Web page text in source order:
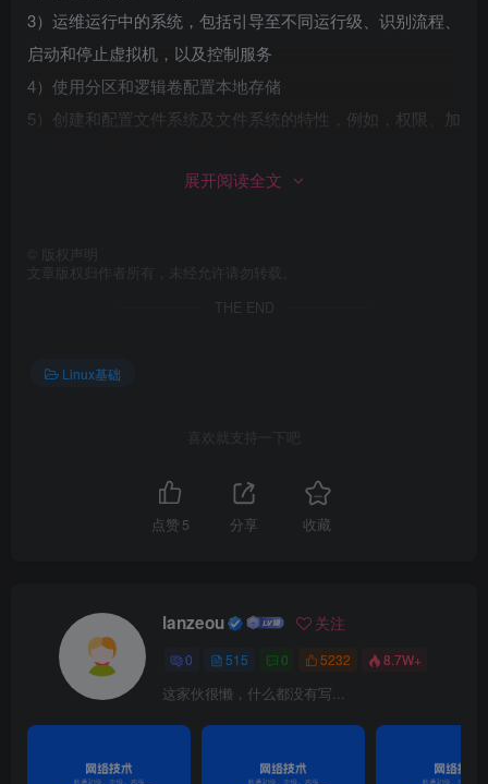
3）运维运行中的系统，包括引导至不同运行级、识别流程、
启动和停止虚拟机，以及控制服务
4）使用分区和逻辑卷配置本地存储
5）创建和配置文件系统及文件系统的特性，例如，权限、加
6）部署、配置和维护系统，包括软件安装、更新和核心服务
8）管理安全防护，包括配置基础防火墙和 SELinux 配置
9）执行基本容器管理
认证系统管理员（RHCSA）：自动化红帽企业 Linux 任务、
3.红帽认证架构师（RHCA）是红帽的最高级别认证，IT
人员在通过红帽认证工程师（RHCE）、红帽认证企业微服
证列表中的五项额外认证（并保持有效认证状态）方可获
得。红帽提供两种不同的红帽认证架构师认证路径：红帽基
础架构认证架构师和红帽企业应用认证架构师。申请人可以
展开阅读全文
版权声明
文章版权归作者所有，未经允许请勿转载。
THE END
Linux基础
喜欢就支持一下吧
点赞 5 分享 收藏
lanzeou 关注
0 515 0 5232 8.7W+
这家伙很懒，什么都没有写...